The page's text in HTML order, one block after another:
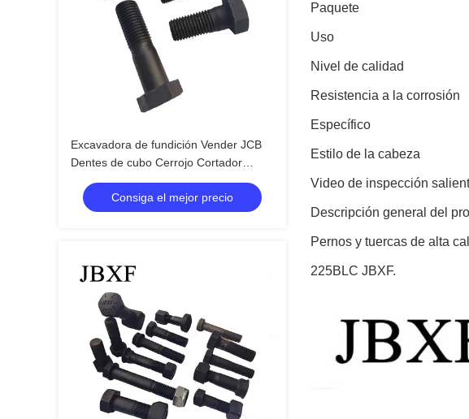
Excavadora de fundición Vender JCB
Dentes de cubo Cerrojo Cortador
lateral Tipo de hilo grueso
Consiga el mejor precio
Paquete
Uso
Nivel de calidad
Resistencia a la corrosión
Específico
Estilo de la cabeza
Video de inspección
Descripción general del
Pernos y tuercas de alta
225BLC JBXF.